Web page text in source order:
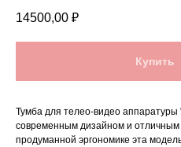
14500,00 ₽
Купить
Тумба для телео-видео аппаратуры
современным дизайном и
продуманной эргономике эта